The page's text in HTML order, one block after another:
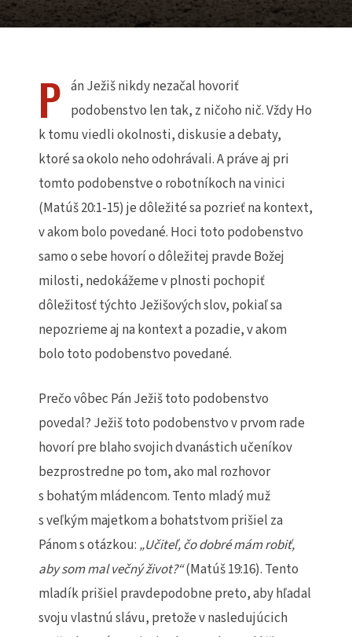
P án Ježiš nikdy nezačal hovoriť
podobenstvo len tak, z ničoho nič. Vždy Ho
k tomu viedli okolnosti, diskusie a debaty,
ktoré sa okolo neho odohrávali. A práve aj pri
tomto podobenstve o robotníkoch na vinici
(Matúš 20:1-15) je dôležité sa pozrieť na kontext,
v akom bolo povedané. Hoci toto podobenstvo
samo o sebe hovorí o dôležitej pravde Božej
milosti, nedokážeme v plnosti pochopiť
dôležitosť týchto Ježišových slov, pokiaľ sa
nepozrieme aj na kontext a pozadie, v akom
bolo toto podobenstvo povedané.
Prečo vôbec Pán Ježiš toto podobenstvo
povedal? Ježiš toto podobenstvo v prvom rade
hovorí pre blaho svojich dvanástich učeníkov
bezprostredne po tom, ako mal rozhovor
s bohatým mládencom. Tento mladý muž
s veľkým majetkom a bohatstvom prišiel za
Pánom s otázkou: „Učiteľ,čo dobrémám robiť,
aby som mal večnýživot?“(Matúš 19:16). Tento
mladík prišiel pravdepodobne preto, aby hľadal
svoju vlastnú slávu, pretože v nasledujúcich